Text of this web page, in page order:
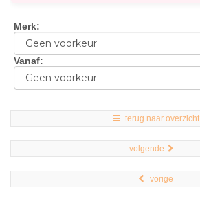
Merk:
Vanaf:
terug naar overzicht
volgende
vorige